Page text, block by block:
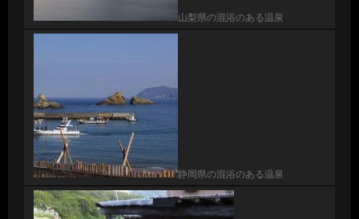
山梨県の混浴のある温泉
静岡県の混浴のある温泉